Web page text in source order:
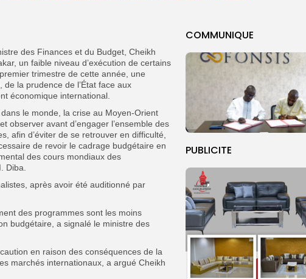
COMMUNIQUE
PUBLICITE
des Finances et du Budget, Cheikh
un faible niveau d’exécution de certains
trimestre de cette année, une
de la prudence de l’État face aux
économique international.
dans le monde, la crise au Moyen-Orient
observer avant d’engager l’ensemble des
afin d’éviter de se retrouver en difficulté,
de revoir le cadrage budgétaire en
des cours mondiaux des
Diba.
après avoir été auditionné par
des programmes sont les moins
budgétaire, a signalé le ministre des
en raison des conséquences de la
marchés internationaux, a argué Cheikh